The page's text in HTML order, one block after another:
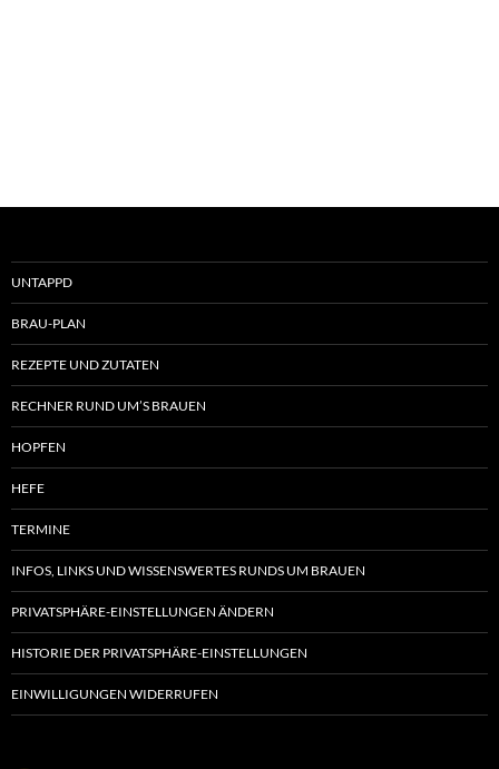
UNTAPPD
BRAU-PLAN
REZEPTE UND ZUTATEN
RECHNER RUND UM’S BRAUEN
HOPFEN
HEFE
TERMINE
INFOS, LINKS UND WISSENSWERTES RUNDS UM BRAUEN
PRIVATSPHÄRE-EINSTELLUNGEN ÄNDERN
HISTORIE DER PRIVATSPHÄRE-EINSTELLUNGEN
EINWILLIGUNGEN WIDERRUFEN